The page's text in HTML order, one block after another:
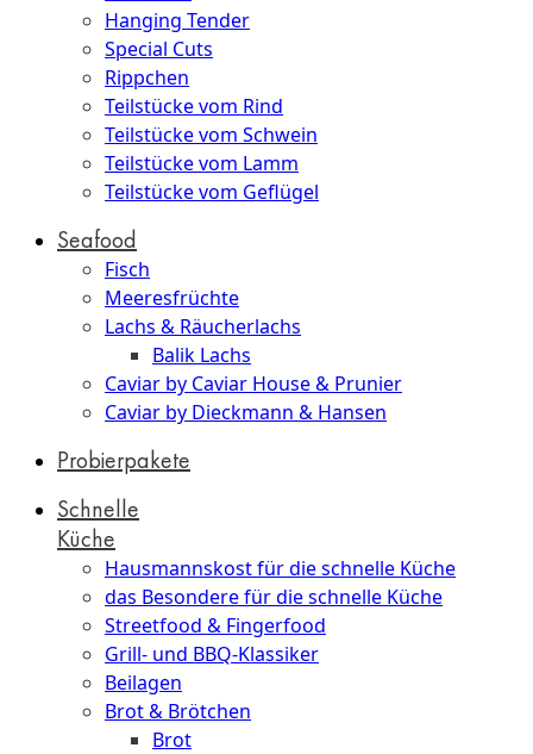
Hanging Tender
Special Cuts
Rippchen
Teilstücke vom Rind
Teilstücke vom Schwein
Teilstücke vom Lamm
Teilstücke vom Geflügel
Seafood
Fisch
Meeresfrüchte
Lachs & Räucherlachs
Balik Lachs
Caviar by Caviar House & Prunier
Caviar by Dieckmann & Hansen
Probierpakete
Schnelle
Küche
Hausmannskost für die schnelle Küche
das Besondere für die schnelle Küche
Streetfood & Fingerfood
Grill- und BBQ-Klassiker
Beilagen
Brot & Brötchen
Brot